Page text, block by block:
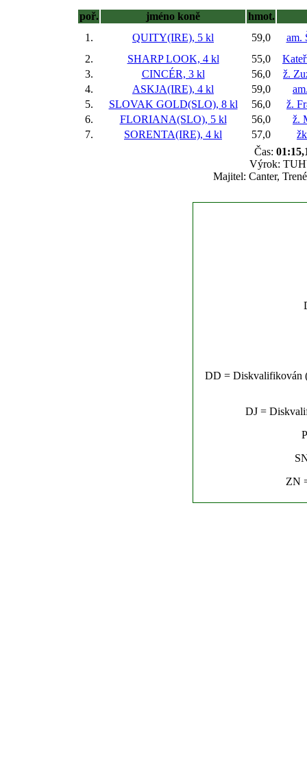
poř. jméno koně
hmot.
1.
QUITY(IRE), 5 kl 59,0
am.
2.
SHARP LOOK, 4 kl 55,0
3.
CINCÉR, 3 kl 56,0
ž.
4.
ASKJA(IRE), 4 kl 59,0
5.
SLOVAK GOLD(SLO), 8 kl 56,0
ž.
6.
FLORIANA(SLO), 5 kl 56,0
ž.
7.
SORENTA(IRE), 4 kl 57,0
Čas:
Výrok:
Majitel: Canter,
DD = Diskvalifikován
DJ =
ZN